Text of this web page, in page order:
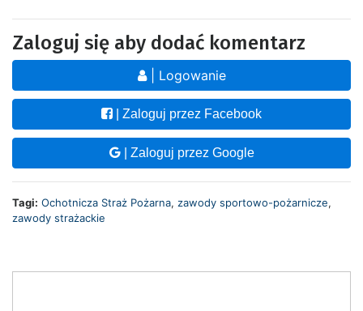
Zaloguj się aby dodać komentarz
| Logowanie
| Zaloguj przez Facebook
| Zaloguj przez Google
Tagi: Ochotnicza Straż Pożarna, zawody sportowo-pożarnicze,
zawody strażackie